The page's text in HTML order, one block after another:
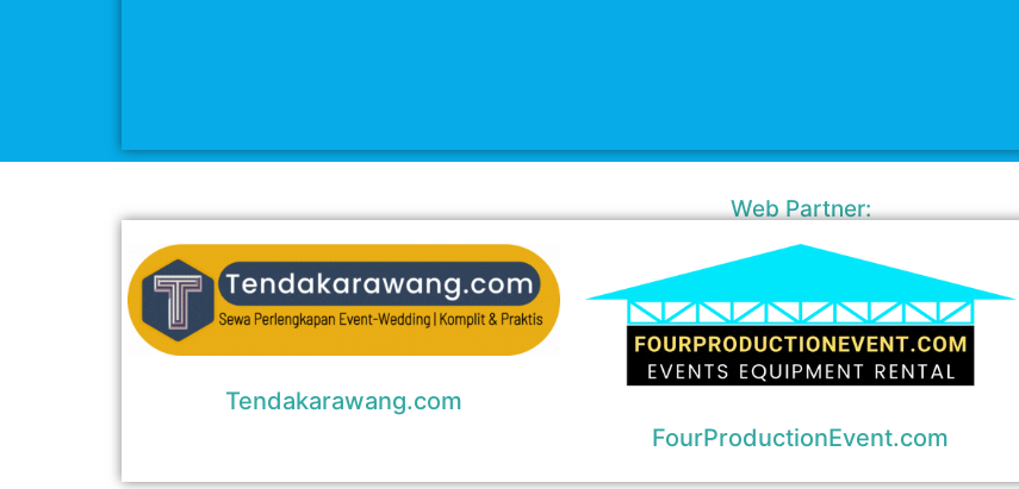
Web Partner:
Tendakarawang.com
FourProductionEvent.com